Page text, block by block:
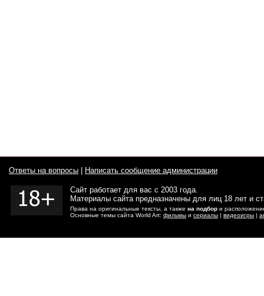
Ответы на вопросы Написать сообщение администрации
Сайт работает для вас с 2003 года.
Материалы сайта предназначены для лиц 18 лет и
Права на оригинальные тексты, а также на подбор и
Основные темы сайта World Art: фильмы и сериалы | видеоигры |